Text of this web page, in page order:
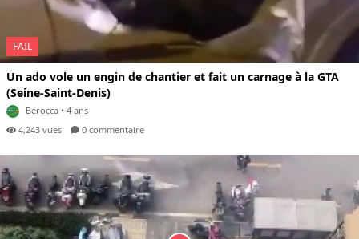
FAIL
Un ado vole un engin de chantier et fait un carnage à la GTA
(Seine-Saint-Denis)
Berocca • 4 ans
4,243 vues
0 commentaire